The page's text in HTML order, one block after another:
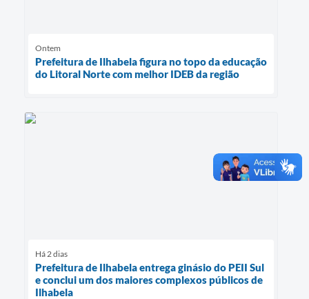
Ontem
Prefeitura de Ilhabela figura no topo da educação
do Litoral Norte com melhor IDEB da região
Há 2 dias
Prefeitura de Ilhabela entrega ginásio do PEII Sul
e conclui um dos maiores complexos públicos de
Ilhabela